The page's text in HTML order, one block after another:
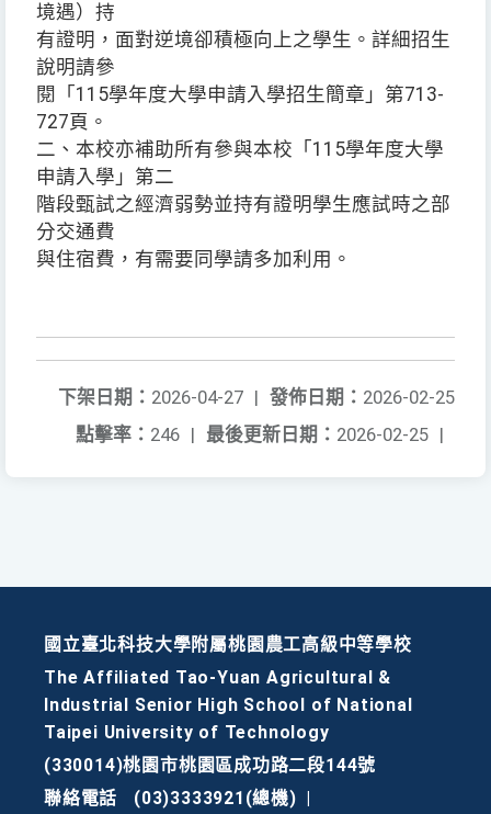
境遇）持
有證明，面對逆境卻積極向上之學生。詳細招生
說明請參
閱「115學年度大學申請入學招生簡章」第713-
727頁。
二、本校亦補助所有參與本校「115學年度大學
申請入學」第二
階段甄試之經濟弱勢並持有證明學生應試時之部
分交通費
與住宿費，有需要同學請多加利用。
發佈日期： 2026-02-25
下架日期： 2026-04-27 |
最後更新日期： 2026-02-25 |
點擊率： 246 |
國立臺北科技大學附屬桃園農工高級中等學校
The Affiliated Tao-Yuan Agricultural &
Industrial Senior High School of National
Taipei University of Technology
(330014)桃園市桃園區成功路二段144號
聯絡電話
(03)3333921(總機)